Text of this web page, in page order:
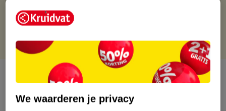
Gratis punten met je Kruidvat kaart
Over dit product
Productinformatie
We waarderen je privacy